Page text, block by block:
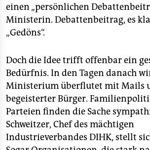
einen „persönlichen
Ministerin. Debattenbeitrag, es
„Gedöns“.
Doch die Idee trifft offenbar ein
Bedürfnis. In den Tagen danach
Ministerium überflutet mit Mails
begeisterter Bürger.
Parteien finden die Sache
Schweitzer, Chef des mächtigen
Industrieverbandes DIHK, stellt